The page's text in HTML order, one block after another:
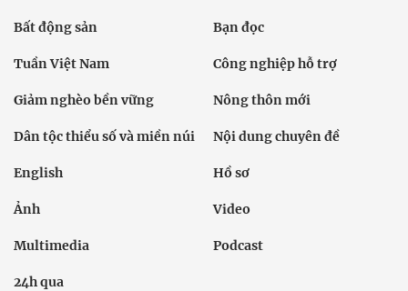
Bất động sản Bạn đọc
Tuần Việt Nam Công nghiệp hỗ trợ
Giảm nghèo bền vững Nông thôn mới
Dân tộc thiểu số và miền núi Nội dung chuyên đề
English Hồ sơ
Ảnh Video
Multimedia Podcast
24h qua